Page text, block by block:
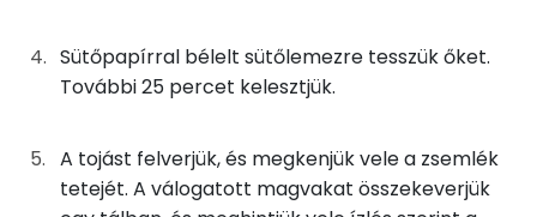
2g lenmag
napraforgómag
2gtökmag 7 kcal
Kolin:
E vitamin:
Sütőpapírral bélelt sütőlemezre tesszük őket.
További 25 percet kelesztjük.
A tojást felverjük, és megkenjük vele a zsemlék
tetejét. A válogatott magvakat összekeverjük